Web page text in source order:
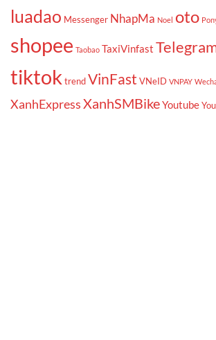
luadao Messenger NhapMa Noel oto
shopee Taobao TaxiVinfast
tiktok trendVinFast VNeID VNPAY
XanhExpressXanhSMBikeYoutube